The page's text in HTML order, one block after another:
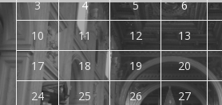
3
4 5 6
10
11 12 13
17
18 19 20
24
25 26 27